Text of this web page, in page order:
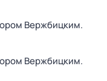
Bержбицким.
Bержбицким.